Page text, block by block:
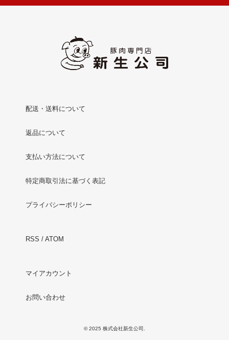
配送・送料について
返品について
支払い方法について
特定商取引法に基づく表記
プライバシーポリシー
RSS / ATOM
マイアカウント
お問い合わせ
© 2025 株式会社新生公司.